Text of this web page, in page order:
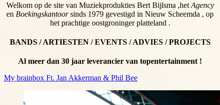
Welkom op de site van Muziekprodukties Bert Bijlsma ,het Agency
en Boekingskantoorsinds 1979 gevestigd in Nieuw Scheemda , op
het prachtige oostgroninger platteland .
BANDS / ARTIESTEN / EVENTS / ADVIES / PROJECTS
Al meer dan 30 jaar leverancier van topentertainment !
My brainbox Ft. Jan Akkerman & Phil Bee